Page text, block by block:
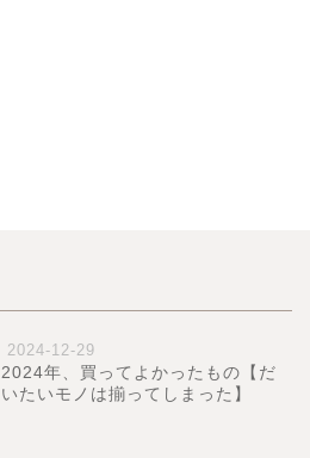
2024-12-29
2024年、買ってよかったもの【だ
いたいモノは揃ってしまった】